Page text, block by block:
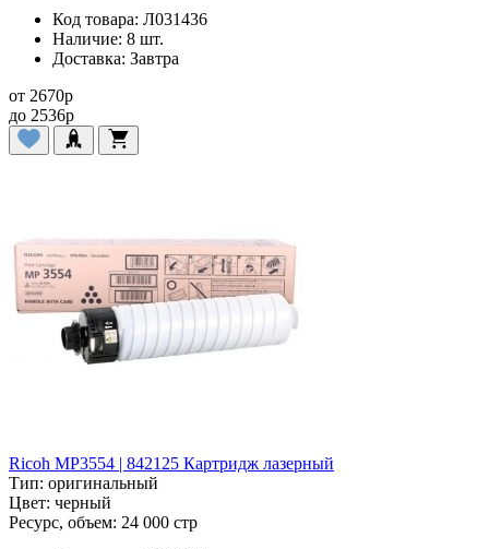
Код товара: Л031436
Наличие: 8 шт.
Доставка: Завтра
от 2670p
до 2536p
Ricoh MP3554 | 842125 Картридж лазерный
Тип: оригинальный
Цвет: черный
Ресурс, объем: 24 000 стр